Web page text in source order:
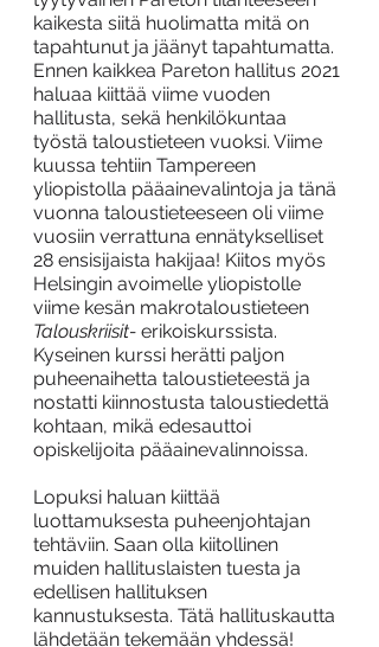
kaikesta siitä huolimatta mitä on
tapahtunut ja jäänyt tapahtumatta.
Ennen kaikkea Pareton hallitus 2021
haluaa kiittää viime vuoden
hallitusta, sekä henkilökuntaa
työstä taloustieteen vuoksi. Viime
kuussa tehtiin Tampereen
yliopistolla pääainevalintoja ja tänä
vuonna taloustieteeseen oli viime
vuosiin verrattuna ennätykselliset
28 ensisijaista hakijaa! Kiitos myös
Helsingin avoimelle yliopistolle
viime kesän makrotaloustieteen
Talouskriisit- erikoiskurssista.
Kyseinen kurssi herätti paljon
puheenaihetta taloustieteestä ja
nostatti kiinnostusta taloustiedettä
kohtaan, mikä edesauttoi
opiskelijoita pääainevalinnoissa.
Lopuksi haluan kiittää
luottamuksesta puheenjohtajan
tehtäviin. Saan olla kiitollinen
muiden hallituslaisten tuesta ja
edellisen hallituksen
kannustuksesta. Tätä hallituskautta
lähdetään tekemään yhdessä!